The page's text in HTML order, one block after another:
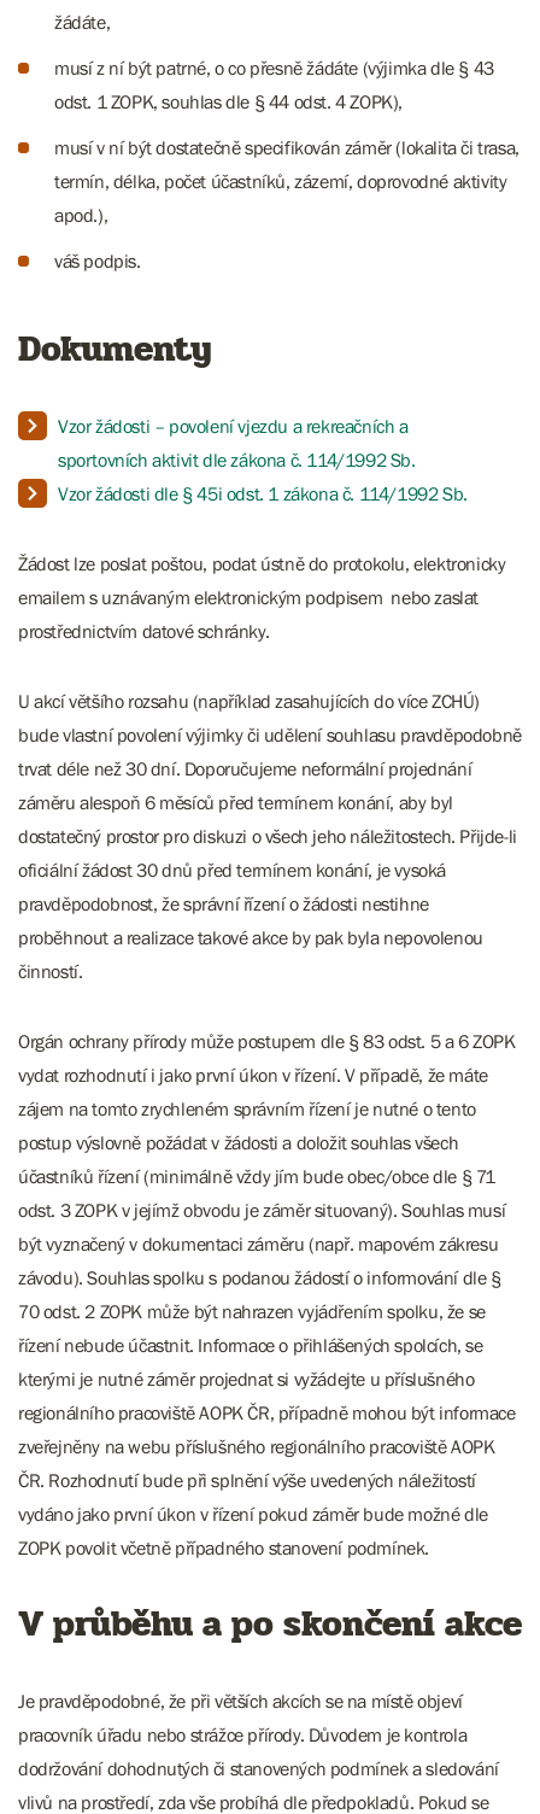
žádáte,
musí z ní být patrné, o co přesně žádáte (výjimka dle § 43
odst. 1 ZOPK, souhlas dle § 44 odst. 4 ZOPK),
musí v ní být dostatečně specifikován záměr (lokalita či trasa,
termín, délka, počet účastníků, zázemí, doprovodné aktivity
apod.),
váš podpis.
Dokumenty
Vzor žádosti – povolení vjezdu a rekreačních a
sportovních aktivit dle zákona č. 114/1992 Sb.
Vzor žádosti dle § 45i odst. 1 zákona č. 114/1992 Sb.
Žádost lze poslat poštou, podat ústně do protokolu, elektronicky
emailem s uznávaným elektronickým podpisem nebo zaslat
prostřednictvím datové schránky.
U akcí většího rozsahu (například zasahujících do více ZCHÚ)
bude vlastní povolení výjimky či udělení souhlasu pravděpodobně
trvat déle než 30 dní. Doporučujeme neformální projednání
záměru alespoň 6 měsíců před termínem konání, aby byl
dostatečný prostor pro diskuzi o všech jeho náležitostech. Přijde-li
oficiální žádost 30 dnů před termínem konání, je vysoká
pravděpodobnost, že správní řízení o žádosti nestihne
proběhnout a realizace takové akce by pak byla nepovolenou
činností.
Orgán ochrany přírody může postupem dle § 83 odst. 5 a 6 ZOPK
vydat rozhodnutí i jako první úkon v řízení. V případě, že máte
zájem na tomto zrychleném správním řízení je nutné o tento
postup výslovně požádat v žádosti a doložit souhlas všech
účastníků řízení (minimálně vždy jím bude obec/obce dle § 71
odst. 3 ZOPK v jejímž obvodu je záměr situovaný). Souhlas musí
být vyznačený v dokumentaci záměru (např. mapovém zákresu
závodu). Souhlas spolku s podanou žádostí o informování dle §
70 odst. 2 ZOPK může být nahrazen vyjádřením spolku, že se
řízení nebude účastnit. Informace o přihlášených spolcích, se
kterými je nutné záměr projednat si vyžádejte u příslušného
regionálního pracoviště AOPK ČR, případně mohou být informace
zveřejněny na webu příslušného regionálního pracoviště AOPK
ČR. Rozhodnutí bude při splnění výše uvedených náležitostí
vydáno jako první úkon v řízení pokud záměr bude možné dle
ZOPK povolit včetně případného stanovení podmínek.
V průběhu a po skončení akce
Je pravděpodobné, že při větších akcích se na místě objeví
pracovník úřadu nebo strážce přírody. Důvodem je kontrola
dodržování dohodnutých či stanovených podmínek a sledování
vlivů na prostředí, zda vše probíhá dle předpokladů. Pokud se